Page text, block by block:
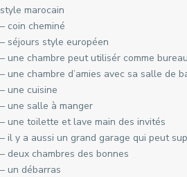
style marocain
– coin cheminé
– séjours style européen
– une chambre peut utilisér comme bureau
– une chambre d’amies avec sa salle de
– une cuisine
– une salle à manger
– une toilette et lave main des invités
– il y a aussi un grand garage qui peut
– deux chambres des bonnes
– un débarras